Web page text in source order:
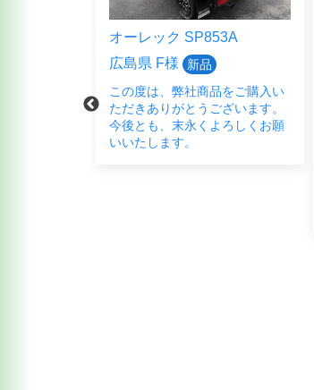
オーレック SP853A
広島県 F様
新品
この度は、弊社商品をご購入い
ただきありがとうございます。
今後とも、末永くよろしくお願
いいたします。